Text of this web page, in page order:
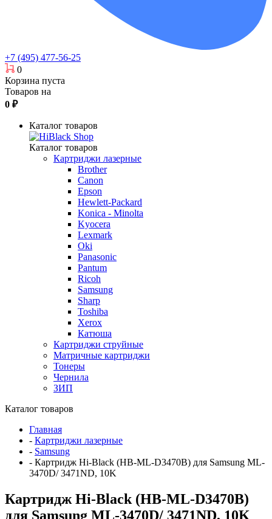
+7 (495) 477-56-25
0
Корзина пуста
Товаров на
0 ₽
Каталог товаров
Каталог товаров
Картриджи лазерные
Brother
Canon
Epson
Hewlett-Packard
Konica - Minolta
Kyocera
Lexmark
Oki
Panasonic
Pantum
Ricoh
Samsung
Sharp
Toshiba
Xerox
Катюша
Картриджи струйные
Матричные картриджи
Тонеры
Чернила
ЗИП
Каталог товаров
Главная
- Картриджи лазерные
- Samsung
- Картридж Hi-Black (HB-ML-D3470B) для Samsung ML-
3470D/ 3471ND, 10K
Картридж Hi-Black (HB-ML-D3470B)
для Samsung ML-3470D/ 3471ND, 10K